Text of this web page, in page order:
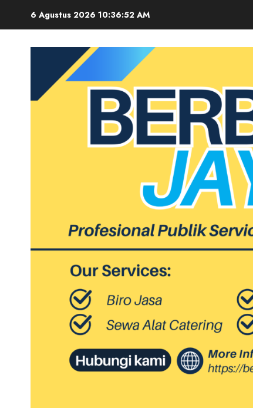
6 Agustus 2026 10:36:53 AM